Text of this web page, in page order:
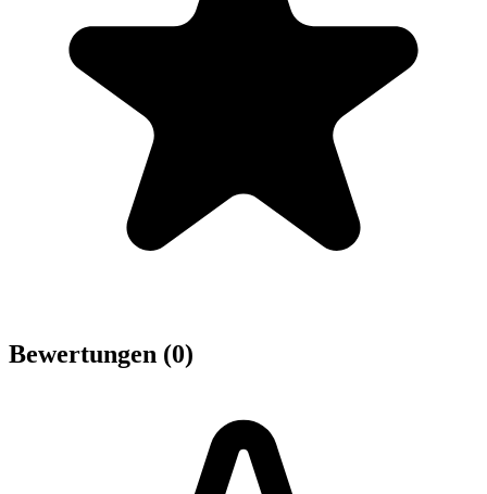
Bewertungen (0)